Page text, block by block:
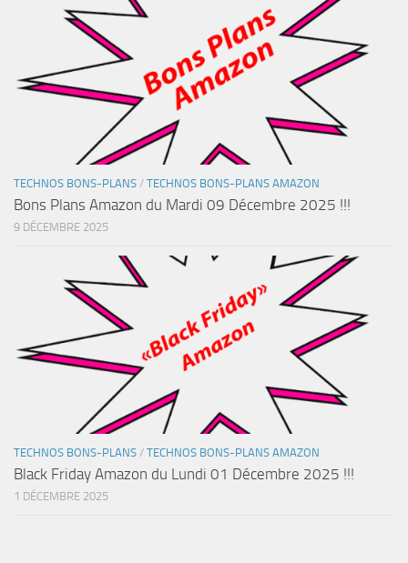
TECHNOS BONS-PLANS / TECHNOS BONS-PLANS AMAZON
Bons Plans Amazon du Mardi 09 Décembre 2025 !!!
9 DÉCEMBRE 2025
TECHNOS BONS-PLANS / TECHNOS BONS-PLANS AMAZON
Black Friday Amazon du Lundi 01 Décembre 2025 !!!
1 DÉCEMBRE 2025